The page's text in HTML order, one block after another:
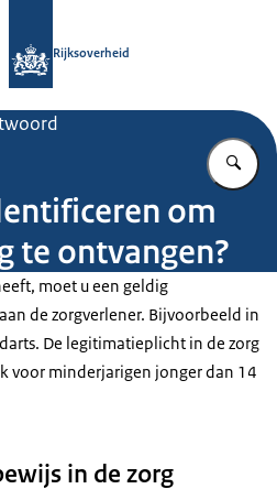
Rijksoverheid
om
te ontvangen?
moet u een geldig
de zorgverlener. Bijvoorbeeld in
De legitimatieplicht in de zorg
voor minderjarigen jonger dan 14
in de zorg